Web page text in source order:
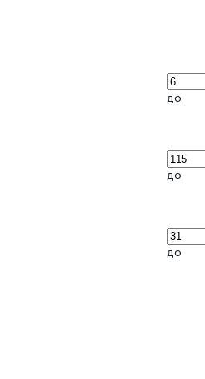
до
до
до